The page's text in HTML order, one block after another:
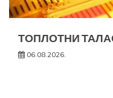
ТОПЛОТНИ
06.08.2026.